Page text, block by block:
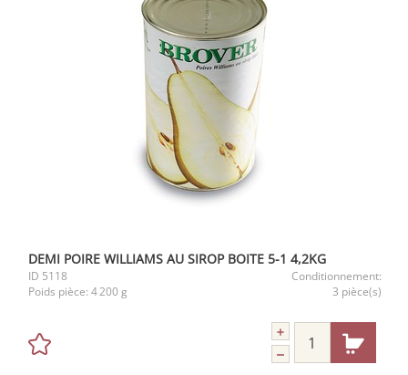
DEMI POIRE WILLIAMS AU SIROP BOITE 5-1 4,2KG
ID 5118
Conditionnement:
Poids pièce: 4 200 g 3 pièce(s)